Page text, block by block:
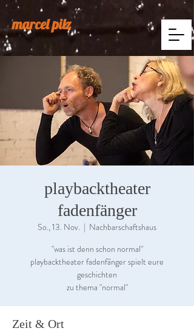
marcel pilz
playbacktheater
fadenfänger
So., 13. Nov.
  |
Nachbarschaftshaus
"was ist denn schon normal"
playbacktheater fadenfänger spielt eure
geschichten
zu thema "normal"
Zeit & Ort